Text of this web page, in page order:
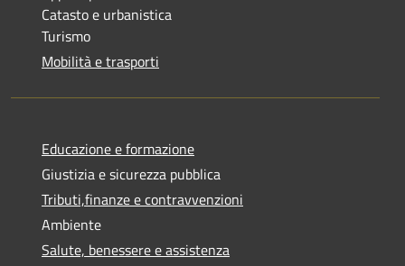
Catasto e urbanistica
Turismo
Mobilità e trasporti
Educazione e formazione
Giustizia e sicurezza pubblica
Tributi,finanze e contravvenzioni
Ambiente
Salute, benessere e assistenza